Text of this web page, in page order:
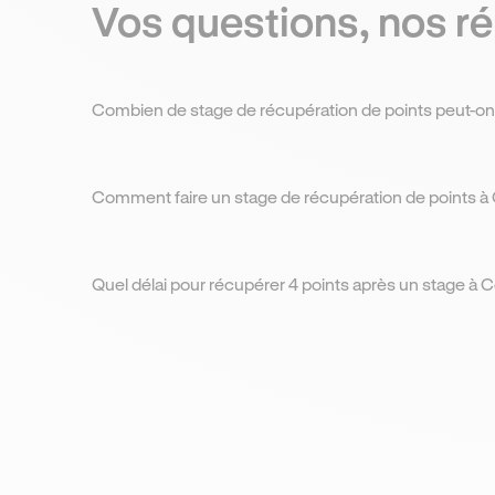
Vos questions, nos
Combien de stage de récupération de points peut-
date ou du formateur.
Comment faire un stage de récupération de points à
directement.
Quel délai pour récupérer 4 points après un stage à